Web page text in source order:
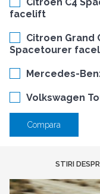
Citroen C4
facelift
Citroen Grand
Spacetourer
Mercedes-
Volkswagen
Compara
STIRI